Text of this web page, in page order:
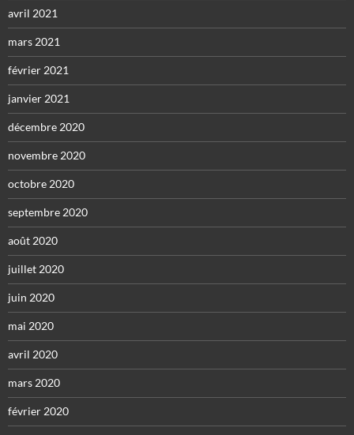
avril 2021
mars 2021
février 2021
janvier 2021
décembre 2020
novembre 2020
octobre 2020
septembre 2020
août 2020
juillet 2020
juin 2020
mai 2020
avril 2020
mars 2020
février 2020